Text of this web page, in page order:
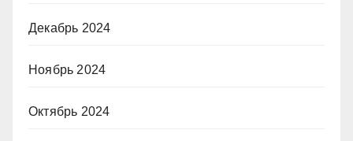
Декабрь 2024
Ноябрь 2024
Октябрь 2024